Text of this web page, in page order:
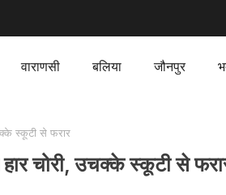
वाराणसी बलिया जौनपुर
स्कूटी से फरार
चोरी, उचक्के स्कूटी से